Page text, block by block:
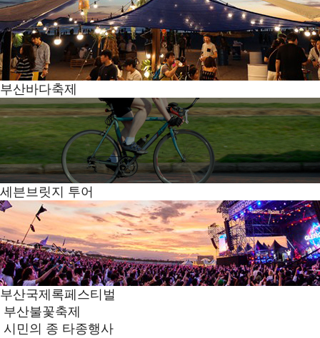
부산바다축제
세븐브릿지 투어
부산국제록페스티벌
부산불꽃축제
시민의 종 타종행사